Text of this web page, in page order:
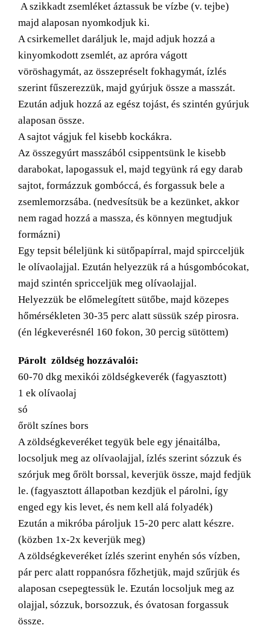
A szikkadt zsemléket áztassuk be vízbe (v. tejbe)
majd alaposan nyomkodjuk ki.
A csirkemellet daráljuk le, majd adjuk hozzá a
kinyomkodott zsemlét, az apróra vágott
vöröshagymát, az összepréselt fokhagymát, ízlés
szerint fűszerezzük, majd gyúrjuk össze a masszát.
Ezután adjuk hozzá az egész tojást, és szintén gyúrjuk
alaposan össze.
A sajtot vágjuk fel kisebb kockákra.
Az összegyúrt masszából csippentsünk le kisebb
darabokat, lapogassuk el, majd tegyünk rá egy darab
sajtot, formázzuk gombóccá, és forgassuk bele a
zsemlemorzsába. (nedvesítsük be a kezünket, akkor
nem ragad hozzá a massza, és könnyen megtudjuk
formázni)
Egy tepsit béleljünk ki sütőpapírral, majd spircceljük
le olívaolajjal. Ezután helyezzük rá a húsgombócokat,
majd szintén spricceljük meg olívaolajjal.
Helyezzük be előmelegített sütőbe, majd közepes
hőmérsékleten 30-35 perc alatt süssük szép pirosra.
(én légkeverésnél 160 fokon, 30 percig sütöttem)
Párolt zöldség hozzávalói:
60-70 dkg mexikói zöldségkeverék (fagyasztott)
1 ek olívaolaj
só
őrölt színes bors
A zöldségkeveréket tegyük bele egy jénaitálba,
locsoljuk meg az olívaolajjal, ízlés szerint sózzuk és
szórjuk meg őrölt borssal, keverjük össze, majd fedjük
le. (fagyasztott állapotban kezdjük el párolni, így
enged egy kis levet, és nem kell alá folyadék)
Ezután a mikróba pároljuk 15-20 perc alatt készre.
(közben 1x-2x keverjük meg)
A zöldségkeveréket ízlés szerint enyhén sós vízben,
pár perc alatt roppanósra főzhetjük, majd szűrjük és
alaposan csepegtessük le. Ezután locsoljuk meg az
olajjal, sózzuk, borsozzuk, és óvatosan forgassuk
össze.